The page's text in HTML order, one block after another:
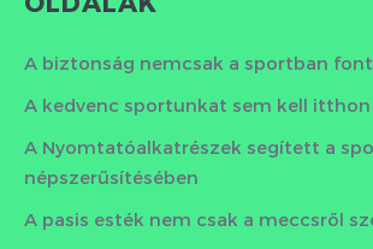
A biztonság nemcsak a sportban
A kedvenc sportunkat sem kell
A Nyomtatóalkatrészek segített a
népszerűsítésében
A pasis esték nem csak a meccsről